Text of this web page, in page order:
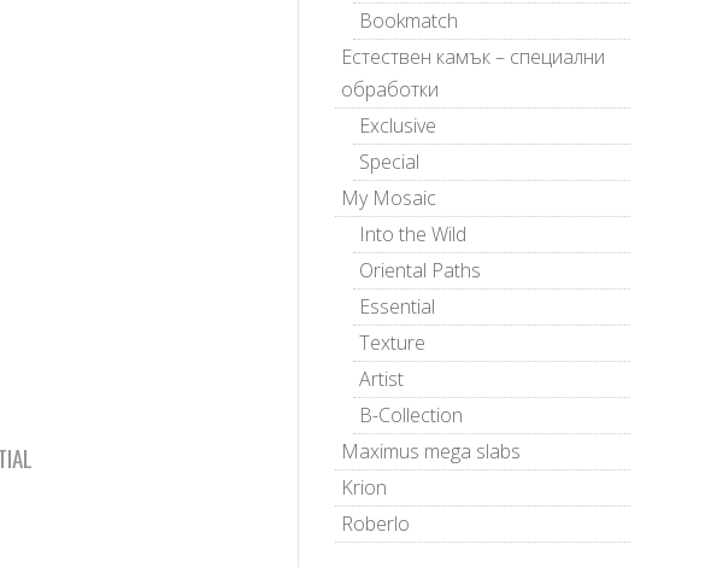
Bookmatch
Естествен камък – специални
обработки
Exclusive
Special
My Mosaic
Into the Wild
Oriental Paths
Essential
Texture
Artist
B-Collection
Maximus mega slabs
Krion
Roberlo